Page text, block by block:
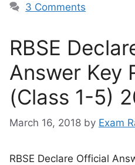
3 Comments
RBSE
Answer Key
(Class 1-5)
March 16, 2018 by Exam
RBSE Declare Official